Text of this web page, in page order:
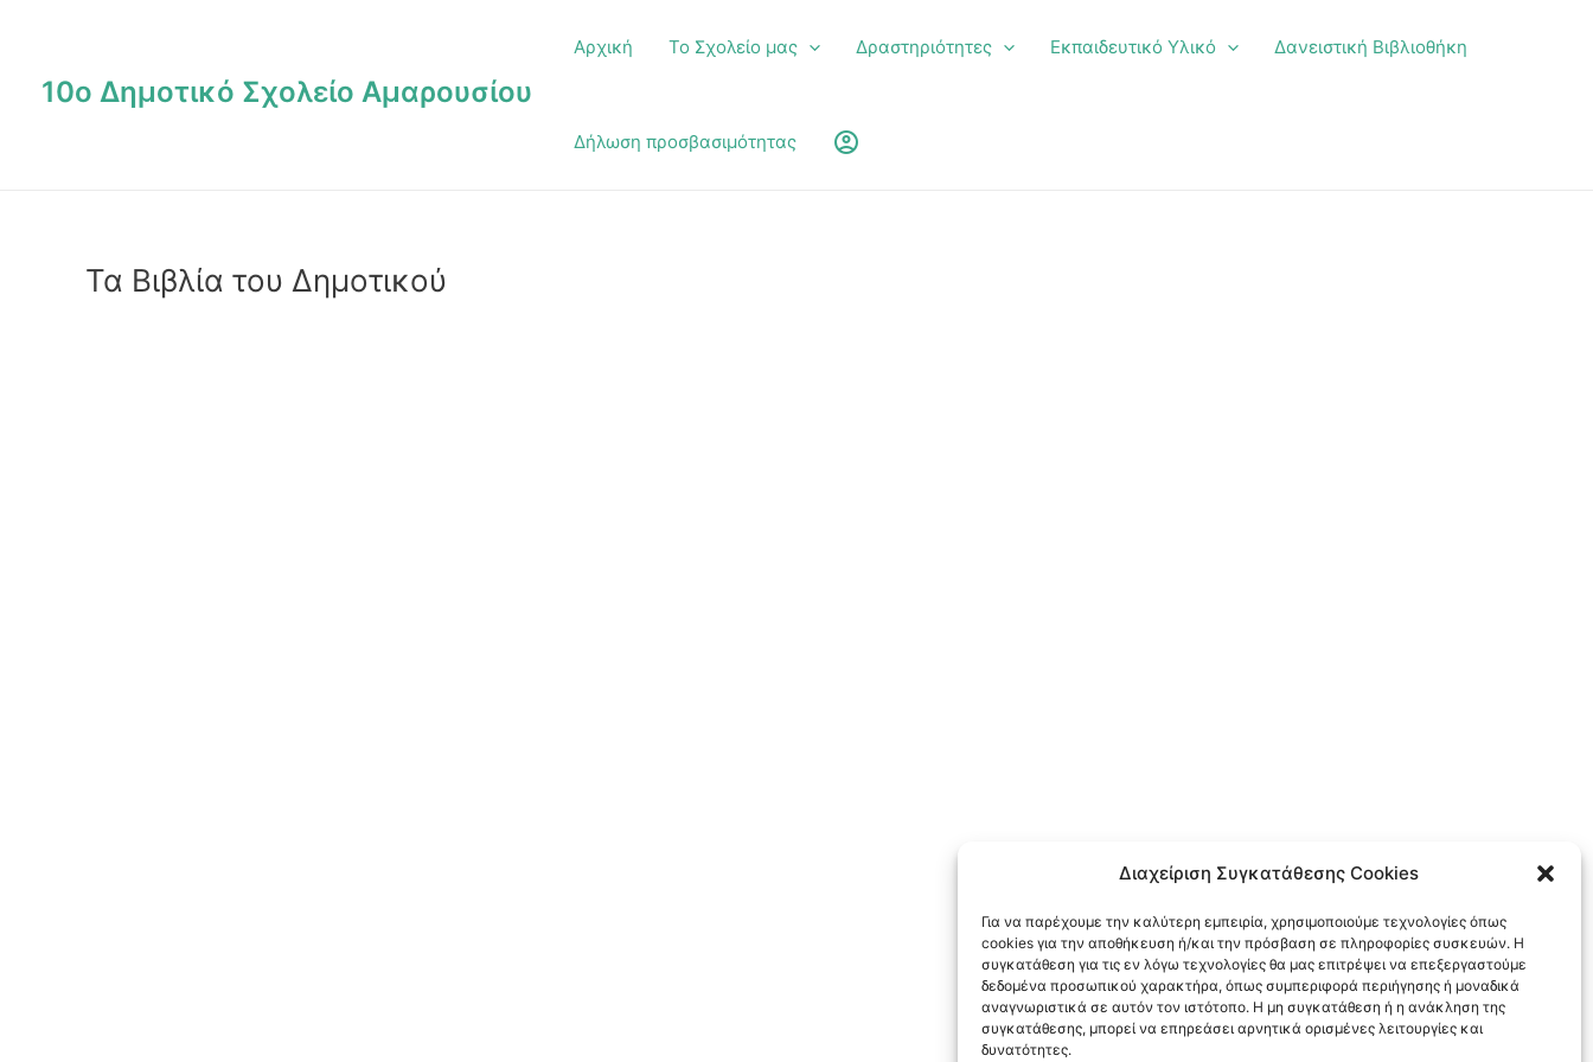
Διαχείριση Συγκατάθεσης Cookies
Για να παρέχουμε την καλύτερη εμπειρία, χρησιμοποιούμε τεχνολογίες όπως
cookies για την αποθήκευση ή/και την πρόσβαση σε πληροφορίες συσκευών. Η
συγκατάθεση για τις εν λόγω τεχνολογίες θα μας επιτρέψει να επεξεργαστούμε
δεδομένα προσωπικού χαρακτήρα, όπως συμπεριφορά περιήγησης ή μοναδικά
αναγνωριστικά σε αυτόν τον ιστότοπο. Η μη συγκατάθεση ή η ανάκληση της
συγκατάθεσης, μπορεί να επηρεάσει αρνητικά ορισμένες λειτουργίες και
δυνατότητες.
10ο Δημοτικό Σχολείο Αμαρουσίου
Αρχική Το Σχολείο μας Δραστηριότητες Εκπαιδευτικό Υλικό Δανειστική Βιβλιοθήκη
Δήλωση προσβασιμότητας account_circle
Τα Βιβλία του Δημοτικού